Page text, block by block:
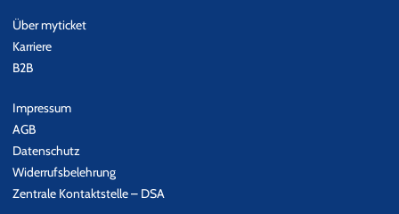
Über myticket
Karriere
B2B
Impressum
AGB
Datenschutz
Widerrufsbelehrung
Zentrale Kontaktstelle – DSA